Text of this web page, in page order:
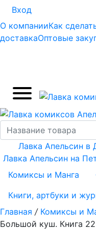
Вход
О компанииКак
доставкаОптовые
Лавка Апельсин в
Лавка Апельсин на
Комиксы и Манга
Книги, артбуки и
Главная / Комиксы и
Большой куш. Книга